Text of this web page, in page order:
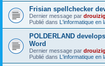
Frisian spellchecker
Dernier message par drouizig
Publié dans L'informatique en
POLDERLAND
Word
Dernier message par drouizig
Publié dans L'informatique en